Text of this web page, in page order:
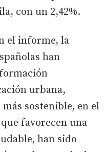
con un 2,42%.
el informe, la
han
urbana,
sostenible, en el
favorecen una
han sido